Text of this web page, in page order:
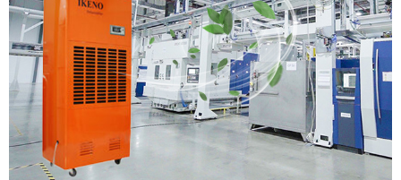
Độ ồn (dB) 72
Dải nhiệt độ hoạt động (°C) 5 - 40
Bánh xe di chuyển Có
Xuất xứ Việt Nam
Diện tích sử dụng (m²) 200